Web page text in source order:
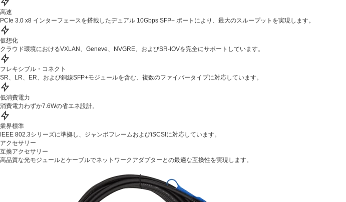
高速
PCIe 3.0 x8 インターフェースを搭載したデュアル 10Gbps SFP+ ポートにより、最大のスループットを実現します。
仮想化
クラウド環境におけるVXLAN、Geneve、NVGRE、およびSR-IOVを完全にサポートしています。
フレキシブル・コネクト
SR、LR、ER、および銅線SFP+モジュールを含む、複数のファイバータイプに対応しています。
低消費電力
消費電力わずか7.6Wの省エネ設計。
業界標準
IEEE 802.3シリーズに準拠し、ジャンボフレームおよびiSCSIに対応しています。
アクセサリー
互換アクセサリー
高品質な光モジュールとケーブルでネットワークアダプターとの最適な互換性を実現します。